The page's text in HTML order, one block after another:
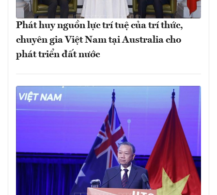
Phát huy nguồn lực trí tuệ của trí thức,
chuyên gia Việt Nam tại Australia cho
phát triển đất nước